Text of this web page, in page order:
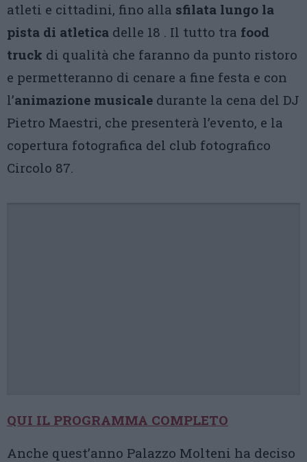
atleti e cittadini, fino alla sfilata lungo la
pista di atletica delle 18 . Il tutto tra food
truck di qualità che faranno da punto ristoro
e permetteranno di cenare a fine festa e con
l’animazione musicale durante la cena del DJ
Pietro Maestri, che presenterà l’evento, e la
copertura fotografica del club fotografico
Circolo 87.
QUI IL PROGRAMMA COMPLETO
Anche quest’anno Palazzo Molteni ha deciso